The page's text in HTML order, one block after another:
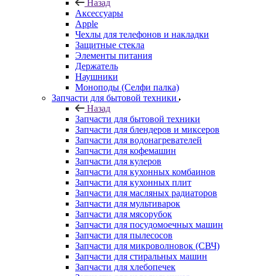
Элементы питания
Держатель
Наушники
Моноподы (Селфи палка)
Запчасти для бытовой техники
Назад
Запчасти для бытовой техники
Запчасти для блендеров и миксеров
Запчасти для водонагревателей
Запчасти для кофемашин
Запчасти для кулеров
Запчасти для кухонных комбаинов
Запчасти для кухонных плит
Запчасти для масляных радиаторов
Запчасти для мультиварок
Запчасти для мясорубок
Запчасти для посудомоечных машин
Запчасти для пылесосов
Запчасти для микроволновок (СВЧ)
Запчасти для стиральных машин
Запчасти для хлебопечек
Запчасти для холодильников
Инструмент для холодильщиков
Расходные материалы для холодильщиков
Запчасти для игровых приставок